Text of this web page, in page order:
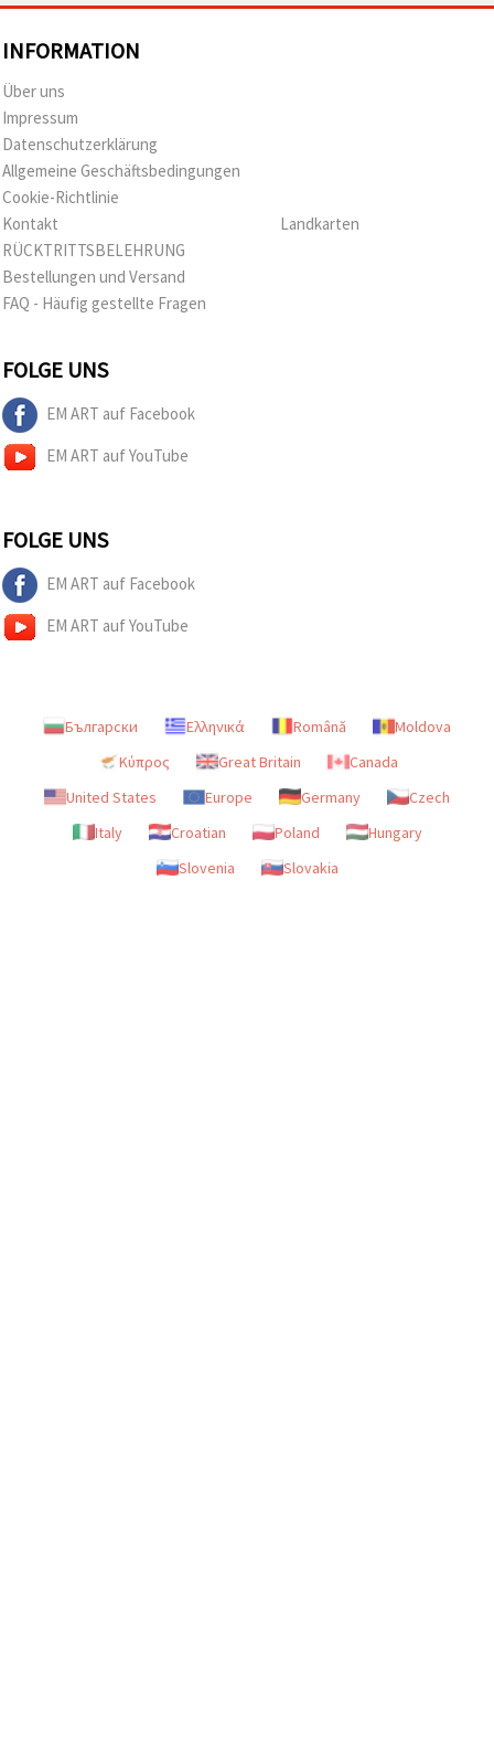
INFORMATION
Über uns
Impressum
Datenschutzerklärung
Allgemeine Geschäftsbedingungen
Cookie-Richtlinie
Kontakt
RÜCKTRITTSBELEHRUNG
Bestellungen und Versand
FAQ - Häufig gestellte Fragen
Landkarten
FOLGE UNS
EM ART auf Facebook
EM ART auf YouTube
FOLGE UNS
EM ART auf Facebook
EM ART auf YouTube
Български Ελληνικά Română
Moldova
Κύπρος
Great Britain
Canada
United States
Europe Germany
Czech
Italy
Croatian Poland
Hungary
Slovenia
Slovakia